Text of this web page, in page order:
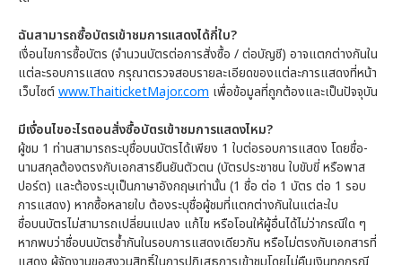
ฉันสามารถซื้อบัตรเข้าชมการแสดงได้กี่ใบ?
เงื่อนไขการซื้อบัตร (จำนวนบัตรต่อการสั่งซื้อ / ต่อบัญชี) อาจแตกต่างกันใน
แต่ละรอบการแสดง กรุณาตรวจสอบรายละเอียดของแต่ละการแสดงที่หน้า
เว็บไซต์www.ThaiticketMajor.com เพื่อข้อมูลที่ถูกต้องและเป็นปัจจุบัน
มีเงื่อนไขอะไรตอนสั่งซื้อบัตรเข้าชมการแสดงไหม?
ผู้ชม 1 ท่านสามารถระบุชื่อบนบัตรได้เพียง 1 ใบต่อรอบการแสดง โดยชื่อ-
นามสกุลต้องตรงกับเอกสารยืนยันตัวตน (บัตรประชาชน ใบขับขี่ หรือพาส
ปอร์ต) และต้องระบุเป็นภาษาอังกฤษเท่านั้น (1 ชื่อ ต่อ 1 บัตร ต่อ 1 รอบ
การแสดง) หากซื้อหลายใบ ต้องระบุชื่อผู้ชมที่แตกต่างกันในแต่ละใบ
ชื่อบนบัตรไม่สามารถเปลี่ยนแปลง แก้ไข หรือโอนให้ผู้อื่นได้ไม่ว่ากรณีใด ๆ
หากพบว่าชื่อบนบัตรซ้ำกันในรอบการแสดงเดียวกัน หรือไม่ตรงกับเอกสารที่